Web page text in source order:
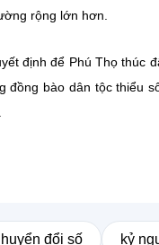
rộng lớn hơn.
định để Phú Thọ thúc
đồng bào dân tộc thiểu
đổi số kỷ